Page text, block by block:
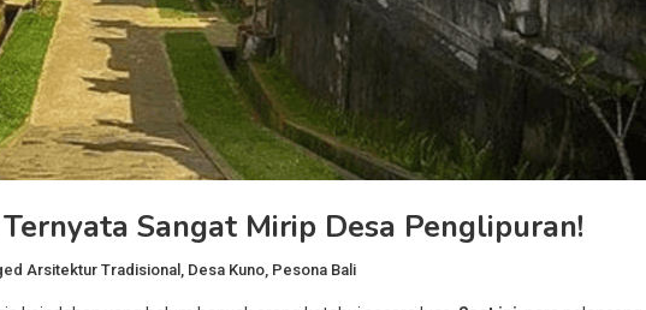
Sangat Mirip Desa Penglipuran!
Arsitektur Tradisional , Desa Kuno, Pesona Bali